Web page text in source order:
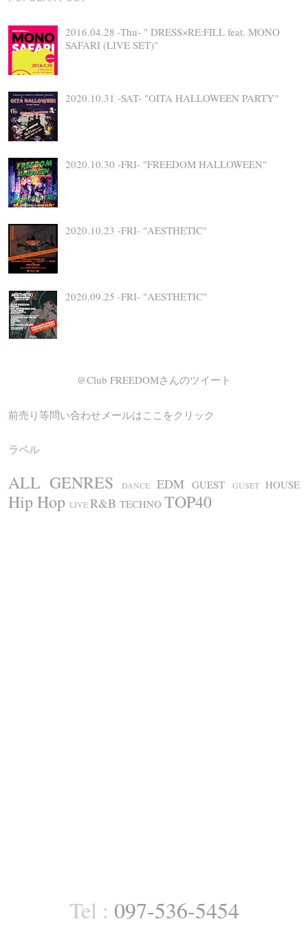
2016.04.28 -Thu- " DRESS×RE:FILL feat. MONO
SAFARI (LIVE SET)"
2020.10.31 -SAT- "OITA HALLOWEEN PARTY"
2020.10.30 -FRI- "FREEDOM HALLOWEEN"
2020.10.23 -FRI- "AESTHETIC"
2020.09.25 -FRI- "AESTHETIC"
@Club FREEDOMさんのツイート
前売り等問い合わせメールはここをクリック
ラベル
ALL GENRES DANCE EDM GUEST GUSET HOUSE
Hip Hop LIVER&B TECHNO TOP40
Tel : 097-536-5454